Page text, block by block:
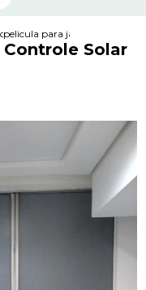
solar incolor
pelicula para janelas de
Solar